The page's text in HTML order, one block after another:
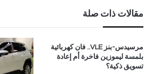
مقالات ذات صلة
مرسيدس-بنز VLE.. فان كهربائية
بلمسة ليموزين فاخرة أم إعادة
تسويق ذكية؟